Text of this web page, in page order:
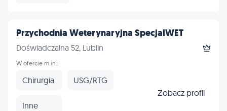
Przychodnia Weterynaryjna SpecjalWET
Doświadczalna 52, Lublin
W ofercie m.in.:
Chirurgia USG/RTG
Inne
Zobacz profil